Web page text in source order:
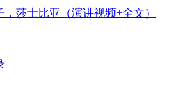
莎士比亚（演讲视频+全文）